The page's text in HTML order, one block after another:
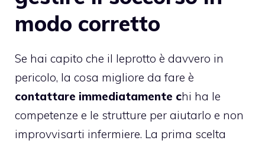
modo corretto
Se hai capito che il leprotto è davvero in
pericolo, la cosa migliore da fare è
contattare immediatamente chi ha le
competenze e le strutture per aiutarlo e non
improvvisarti infermiere. La prima scelta